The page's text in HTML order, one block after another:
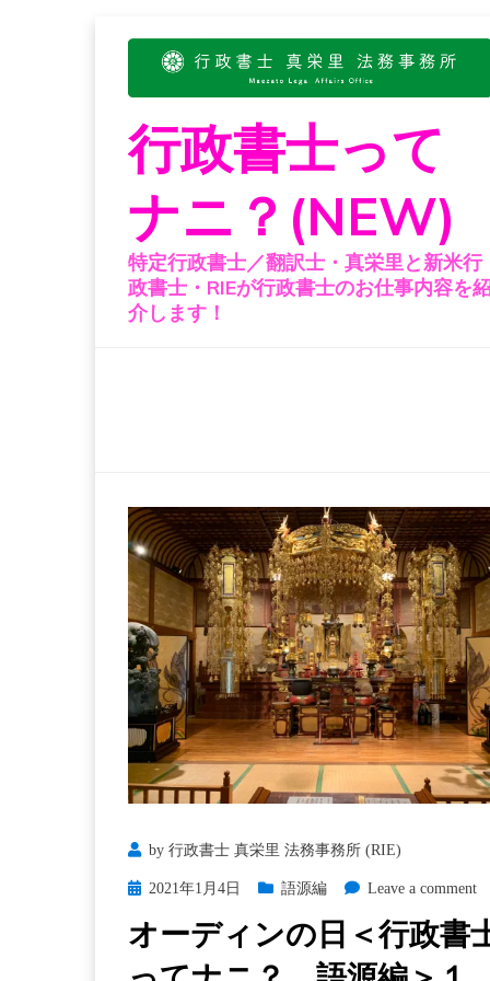
Skip
行政書士って
ナニ？(NEW)
特定行政書士／翻訳士・真栄里と新米行
政書士・RIEが行政書士のお仕事内容を
介します！
by 行政書士 真栄里 法務事務所 (RIE)
Posted2021年1月4日 語源編 Leave a commenton
オ
ー
オーディンの日＜行政書